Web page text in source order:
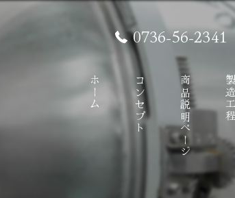
0736-56-2341
ホーム コンセプト 商品説明ページ 製